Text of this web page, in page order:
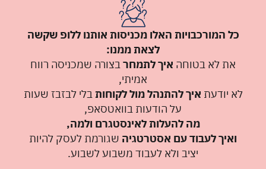
כל המורכבויות האלו מכניסות אותנו ללופ שקשה
לצאת ממנו:
את לא בטוחה איך לתמחרבצורה שמכניסה רווח
אמיתי,
לא יודעת איך להתנהל מול לקוחותבלי לבזבז שעות
על הודעות בוואטסאפ,
מה להעלות לאינסטגרם ולמה,
ואיך לעבוד עם אסטרטגיה שגורמת לעסק להיות
יציב ולא לעבוד משבוע לשבוע.